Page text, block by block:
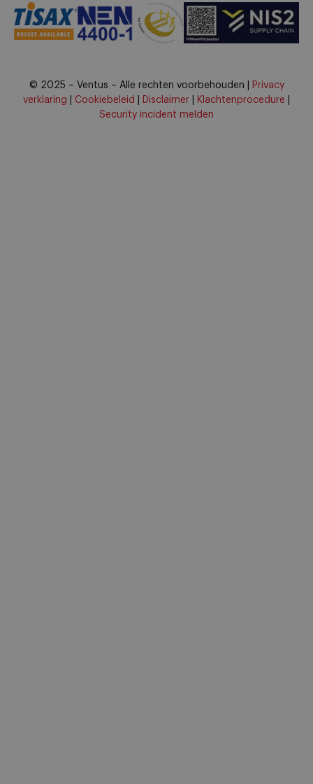
© 2025 – Ventus – Alle rechten voorbehouden |
Privacy
verklaring
Cookiebeleid Disclaimer Klachtenprocedure
Security incident melden